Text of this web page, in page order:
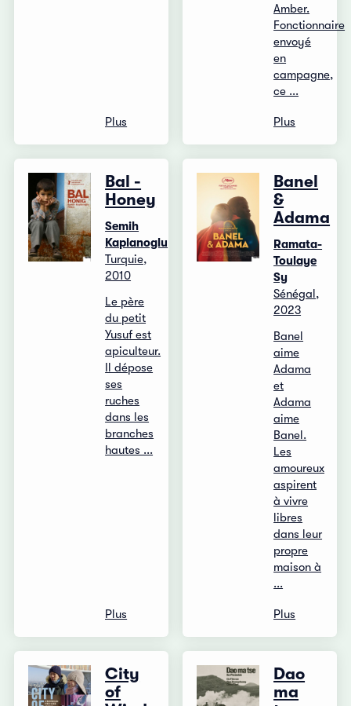
Plus
Amber.
Fonctionnaire
envoyé
en
campagne,
ce ...
Plus
Bal -
Honey
Semih
Kaplanoglu
Turquie,
2010
Le père
du petit
Yusuf est
apiculteur.
Il dépose
ses
ruches
dans les
branches
hautes ...
Plus
Banel
&
Adama
Ramata-
Toulaye
Sy
Sénégal,
2023
Banel
aime
Adama
et
Adama
aime
Banel.
Les
amoureux
aspirent
à vivre
libres
dans leur
propre
maison à
...
Plus
City
of
Dao
ma